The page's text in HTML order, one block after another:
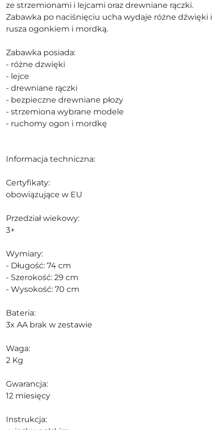
ze strzemionami i lejcami oraz drewniane rączki.
Zabawka po naciśnięciu ucha wydaje różne dźwięki i
rusza ogonkiem i mordką.
Zabawka posiada:
- różne dzwięki
- lejce
- drewniane rączki
- bezpieczne drewniane płozy
- strzemiona wybrane modele
- ruchomy ogon i mordkę
Informacja techniczna:
Certyfikaty:
obowiązujące w EU
Przedział wiekowy:
3+
Wymiary:
- Długość: 74 cm
- Szerokość: 29 cm
- Wysokość: 70 cm
Bateria:
3x AA brak w zestawie
Waga:
2 Kg
Gwarancja:
12 miesięcy
Instrukcja: